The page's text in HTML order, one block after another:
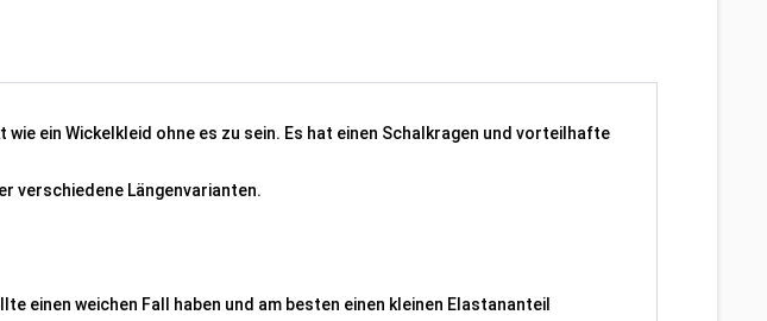
ein Wickelkleid ohne es zu sein. Es hat einen Schalkragen und vorteilhafte
verschiedene Längenvarianten.
einen weichen Fall haben und am besten einen kleinen Elastananteil